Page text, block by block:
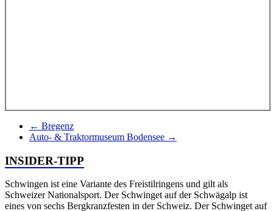
← Bregenz
Auto- & Traktormuseum Bodensee →
INSIDER-TIPP
Schwingen ist eine Variante des Freistilringens und gilt als
Schweizer Nationalsport. Der Schwinget auf der Schwägalp ist
eines von sechs Bergkranzfesten in der Schweiz. Der Schwinget auf